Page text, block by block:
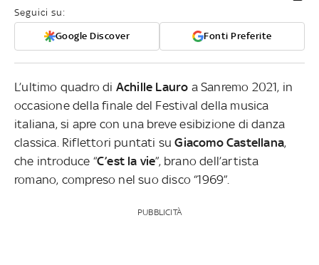
Seguici su:
Google Discover Fonti Preferite
L’ultimo quadro di Achille Lauro a Sanremo 2021, in
occasione della finale del Festival della musica
italiana, si apre con una breve esibizione di danza
classica. Riflettori puntati suGiacomo Castellana,
che introduce “C’est la vie”, brano dell’artista
romano, compreso nel suo disco “1969”.
PUBBLICITÀ